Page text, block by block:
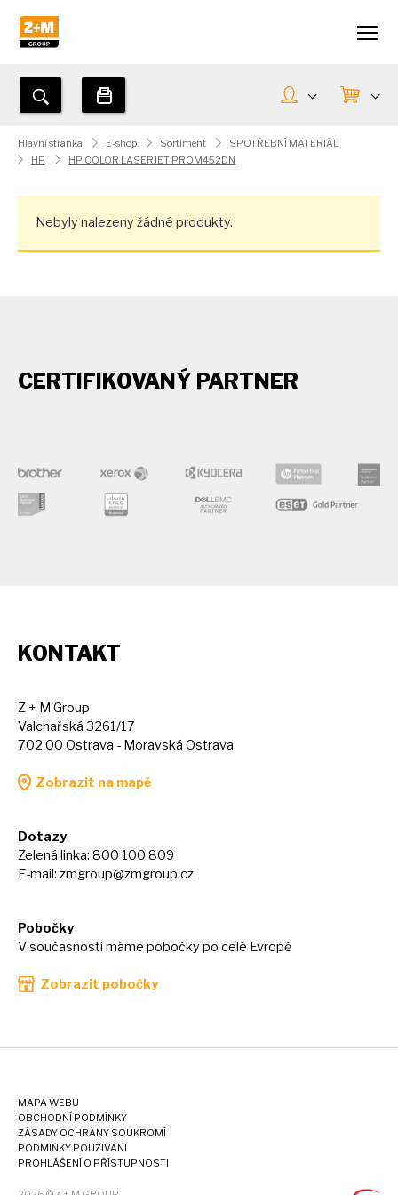
Hlavní stránka E-shop Sortiment
SPOTŘEBNÍ MATERIÁL
HP
HP COLOR LASERJET PROM452DN
Nebyly nalezeny žádné produkty.
CERTIFIKOVANÝ PARTNER
KONTAKT
Z + M Group
Valchařská 3261/17
702 00 Ostrava - Moravská Ostrava
Zobrazit na mapě
Dotazy
Zelená linka: 800 100 809
E-mail: zmgroup@zmgroup.cz
Pobočky
V současnosti máme pobočky po celé Evropě
Zobrazit pobočky
MAPA WEBU
OBCHODNÍ PODMÍNKY
ZÁSADY OCHRANY SOUKROMÍ
PODMÍNKY POUŽÍVÁNÍ
PROHLÁŠENÍ O PŘÍSTUPNOSTI